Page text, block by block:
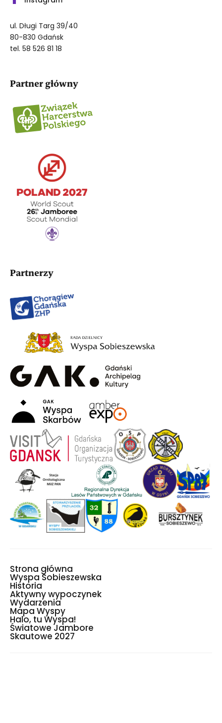
ul. Długi Targ 39/40
80-830 Gdańsk
tel. 58 526 81 18
Partner główny
Partnerzy
Strona główna
Wyspa Sobieszewska
Historia
Aktywny wypoczynek
Wydarzenia
Mapa Wyspy
Halo, tu Wyspa!
Światowe Jambore
Skautowe 2027